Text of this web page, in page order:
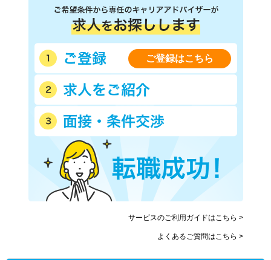
ご登録はこちら
サービスのご利用ガイドはこちら >
よくあるご質問はこちら >